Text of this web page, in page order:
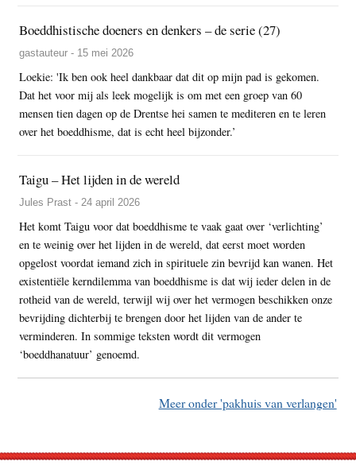
Boeddhistische doeners en denkers – de serie (27)
gastauteur - 15 mei 2026
Loekie: 'Ik ben ook heel dankbaar dat dit op mijn pad is gekomen.
Dat het voor mij als leek mogelijk is om met een groep van 60
mensen tien dagen op de Drentse hei samen te mediteren en te leren
over het boeddhisme, dat is echt heel bijzonder.’
Taigu – Het lijden in de wereld
Jules Prast - 24 april 2026
Het komt Taigu voor dat boeddhisme te vaak gaat over ‘verlichting’
en te weinig over het lijden in de wereld, dat eerst moet worden
opgelost voordat iemand zich in spirituele zin bevrijd kan wanen. Het
existentiële kerndilemma van boeddhisme is dat wij ieder delen in de
rotheid van de wereld, terwijl wij over het vermogen beschikken onze
bevrijding dichterbij te brengen door het lijden van de ander te
verminderen. In sommige teksten wordt dit vermogen
‘boeddhanatuur’ genoemd.
Meer onder 'pakhuis van verlangen'